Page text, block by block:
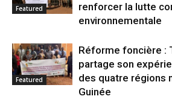
Featured
renforcer la lutte
environnementale
Featured
Réforme foncière :
partage son
des quatre régions
Guinée